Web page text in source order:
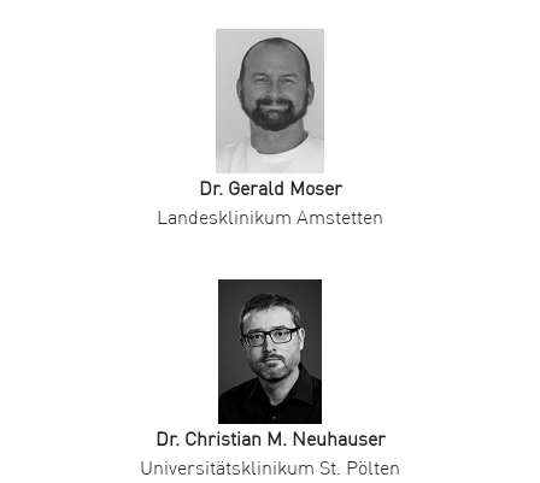
Dr. Gerald Moser
Landesklinikum Amstetten
Dr. Christian M. Neuhauser
Universitätsklinikum St. Pölten